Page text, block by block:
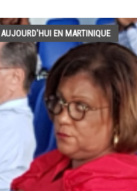
AUJOURD'HUI EN MARTINIQUE